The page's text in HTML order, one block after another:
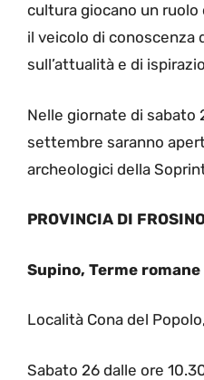
cultura giocano un ruolo
il veicolo di conoscenza
sull’attualità e di
Nelle giornate di sabato
settembre saranno
archeologici della
PROVINCIA DI
Supino, Terme romane
Località Cona del
Sabato 26 dalle ore